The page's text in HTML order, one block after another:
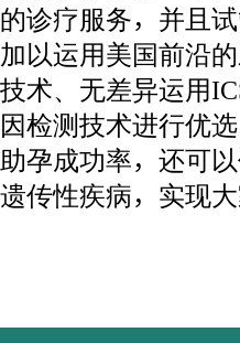
的诊疗服务，并且
加以运用美国前沿
技术、无差异运用
因检测技术进行优
助孕成功率，还可
遗传性疾病，实现